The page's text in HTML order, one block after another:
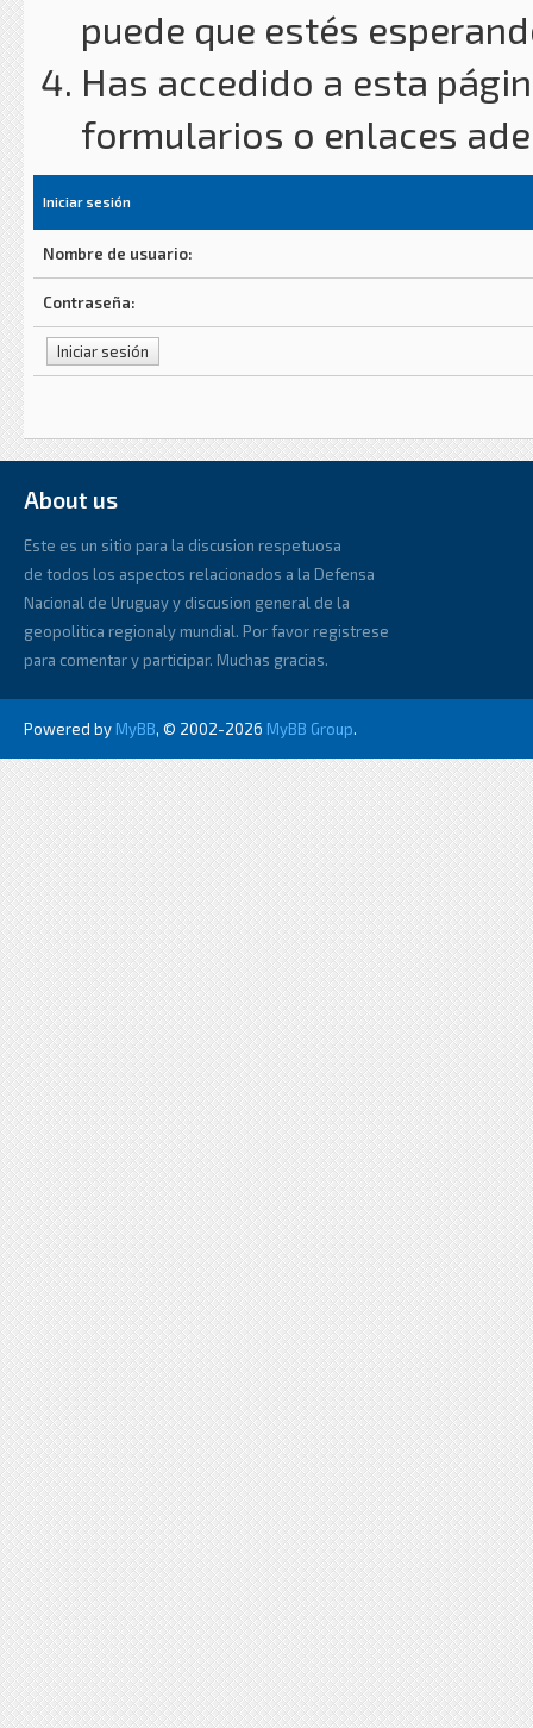
puede que estés
Has accedido a esta
formularios o enlaces
Iniciar sesión
Nombre de usuario:
Contraseña:
About us
Este es un sitio para la discusion respetuosa
de todos los aspectos relacionados a la Defensa
Nacional de Uruguay y discusion general de la
geopolitica regionaly mundial. Por favor registrese
para comentar y participar. Muchas gracias.
Powered by MyBB, © 2002-2026 MyBB Group.